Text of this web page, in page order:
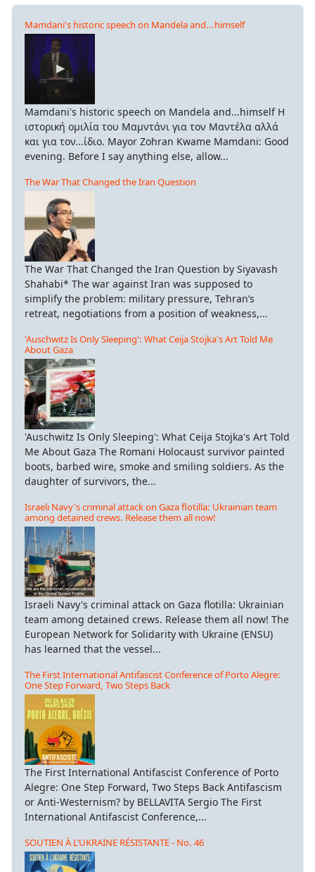
του
Mamdani's historic speech on Mandela and...himself
Mamdani's historic speech on Mandela and...himself Η
ιστορική ομιλία του Μαμντάνι για τον Μαντέλα αλλά
και για τον...ίδιο. Mayor Zohran Kwame Mamdani: Good
evening. Before I say anything else, allow...
The War That Changed the Iran Question
The War That Changed the Iran Question by Siyavash
Shahabi* The war against Iran was supposed to
simplify the problem: military pressure, Tehran’s
retreat, negotiations from a position of weakness,...
'Auschwitz Is Only Sleeping': What Ceija Stojka's Art Told Me
About Gaza
'Auschwitz Is Only Sleeping': What Ceija Stojka's Art Told
Me About Gaza The Romani Holocaust survivor painted
boots, barbed wire, smoke and smiling soldiers. As the
daughter of survivors, the...
Israeli Navy's criminal attack on Gaza flotilla: Ukrainian team
among detained crews. Release them all now!
Israeli Navy's criminal attack on Gaza flotilla: Ukrainian
team among detained crews. Release them all now! The
European Network for Solidarity with Ukraine (ENSU)
has learned that the vessel...
The First International Antifascist Conference of Porto Alegre:
One Step Forward, Two Steps Back
The First International Antifascist Conference of Porto
Alegre: One Step Forward, Two Steps Back Antifascism
or Anti-Westernism? by BELLAVITA Sergio The First
International Antifascist Conference,...
SOUTIEN À L’UKRAINE RÉSISTANTE - No. 46